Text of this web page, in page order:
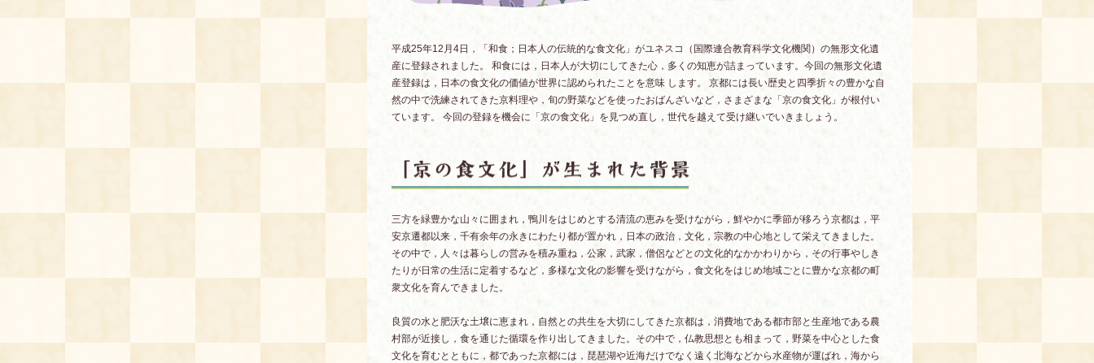
平成25年12月4日，「和食；日本人の伝統的な食文化」がユネスコ（国際連合教育科学文化機関）の無形文化遺
産に登録されました。 和食には，日本人が大切にしてきた心，多くの知恵が詰まっています。今回の無形文化遺
産登録は，日本の食文化の価値が世界に認められたことを意味 します。 京都には長い歴史と四季折々の豊かな自
然の中で洗練されてきた京料理や，旬の野菜などを使ったおばんざいなど，さまざまな「京の食文化」が根付い
ています。 今回の登録を機会に「京の食文化」を見つめ直し，世代を越えて受け継いでいきましょう。
三方を緑豊かな山々に囲まれ，鴨川をはじめとする清流の恵みを受けながら，鮮やかに季節が移ろう京都は，平
安京遷都以来，千有余年の永きにわたり都が置かれ，日本の政治，文化，宗教の中心地として栄えてきました。
その中で，人々は暮らしの営みを積み重ね，公家，武家，僧侶などとの文化的なかかわりから，その行事やしき
たりが日常の生活に定着するなど，多様な文化の影響を受けながら，食文化をはじめ地域ごとに豊かな京都の町
衆文化を育んできました。
良質の水と肥沃な土壌に恵まれ，自然との共生を大切にしてきた京都は，消費地である都市部と生産地である農
村部が近接し，食を通じた循環を作り出してきました。その中で，仏教思想とも相まって，野菜を中心とした食
文化を育むとともに，都であった京都には，琵琶湖や近海だけでなく遠く北海などから水産物が運ばれ，海から